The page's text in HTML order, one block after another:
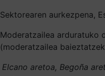
Sektorearen aurkezpena,
Moderatzailea arduratuko
(moderatzailea
Elcano aretoa, Begoña